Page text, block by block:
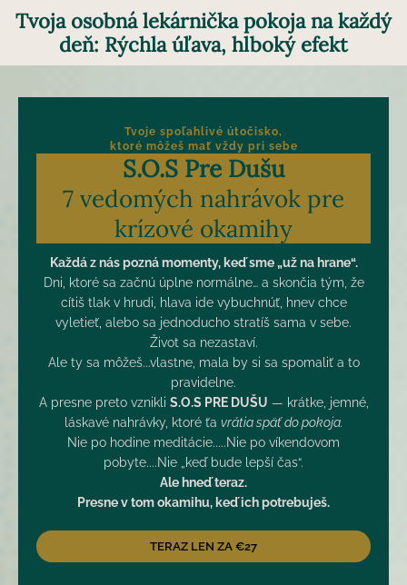
Tvoja osobná lekárnička pokoja na každý
deň: Rýchla úľava, hlboký efekt
Tvoje spoľahlivé útočisko,
ktoré môžeš mať vždy pri sebe
S.O.S Pre Dušu
7 vedomých nahrávok pre
krízové okamihy
Každá z nás pozná momenty, keď sme „už na hrane“.
Dni, ktoré sa začnú úplne normálne… a skončia tým, že
cítiš tlak v hrudi, hlava ide vybuchnúť, hnev chce
vyletieť, alebo sa jednoducho stratíš sama v sebe.
Život sa nezastaví.
Ale ty sa môžeš...vlastne, mala by si sa spomaliť a to
pravidelne.
A presne preto vznikli S.O.S PRE DUŠU — krátke, jemné,
láskavé nahrávky, ktoré ťa vrátia späť do pokoja.
Nie po hodine meditácie.....Nie po víkendovom
pobyte....Nie „keď bude lepší čas“.
Ale hneď teraz.
Presne v tom okamihu, keď ich potrebuješ.
TERAZ LEN ZA €27